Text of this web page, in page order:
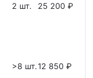
2 шт. 25 200 ₽
>8 шт. 12 850 ₽